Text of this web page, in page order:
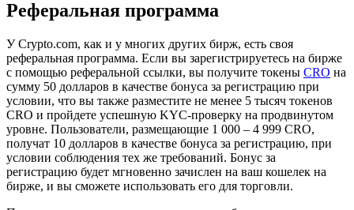
Реферальная программа
У Cryptо.com, как и у многих других бирж, есть своя
реферальная программа. Если вы зарегистрируетесь на бирже
с помощью реферальной ссылки, вы получите токены CRO на
сумму 50 долларов в качестве бонуса за регистрацию при
условии, что вы также разместите не менее 5 тысяч токенов
CRO и пройдете успешную KYC-проверку на продвинутом
уровне. Пользователи, размещающие 1 000 – 4 999 CRO,
получат 10 долларов в качестве бонуса за регистрацию, при
условии соблюдения тех же требований. Бонус за
регистрацию будет мгновенно зачислен на ваш кошелек на
бирже, и вы сможете использовать его для торговли.